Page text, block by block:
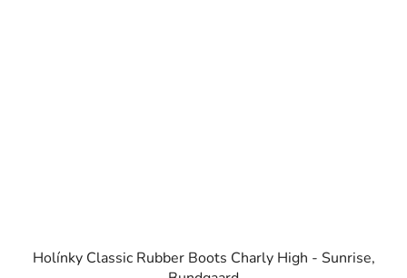
Holínky Classic Rubber Boots Charly High - Sunrise,